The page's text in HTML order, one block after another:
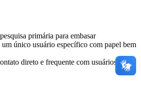
primária para embasar
único usuário específico com papel bem
direto e frequente com usuários reais